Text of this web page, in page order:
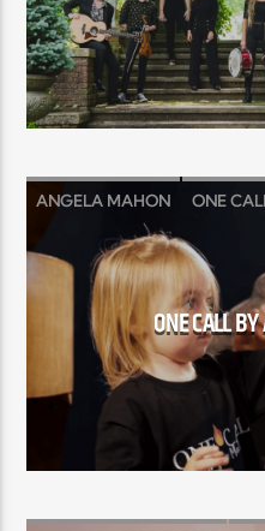
TITRE
ARTISTE
Radio Elyon
Elyon Rhema
ANGELA MAHON ONE
ONE CALL